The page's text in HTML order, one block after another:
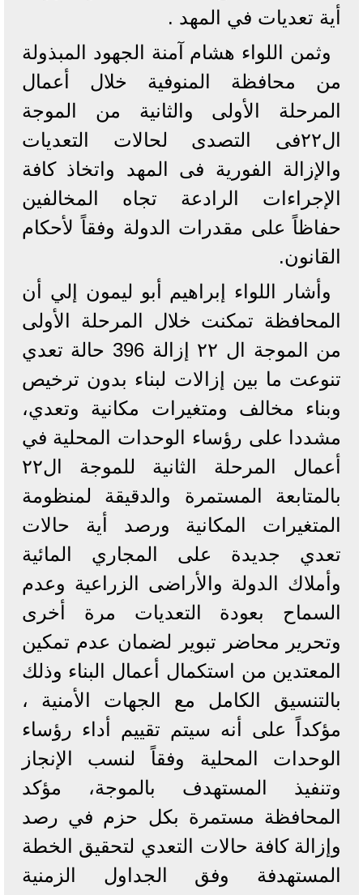
أية تعديات في المهد .
وثمن اللواء هشام آمنة الجهود المبذولة
من محافظة المنوفية خلال أعمال
المرحلة الأولى والثانية من الموجة
ال٢٢فى التصدى لحالات التعديات
والإزالة الفورية فى المهد واتخاذ كافة
الإجراءات الرادعة تجاه المخالفين
حفاظاً على مقدرات الدولة وفقاً لأحكام
القانون.
وأشار اللواء إبراهيم أبو ليمون إلي أن
المحافظة تمكنت خلال المرحلة الأولى
من الموجة ال ٢٢ إزالة 396 حالة تعدي
تنوعت ما بين إزالات لبناء بدون ترخيص
وبناء مخالف ومتغيرات مكانية وتعدي،
مشددا على رؤساء الوحدات المحلية في
أعمال المرحلة الثانية للموجة ال٢٢
بالمتابعة المستمرة والدقيقة لمنظومة
المتغيرات المكانية ورصد أية حالات
تعدي جديدة على المجاري المائية
وأملاك الدولة والأراضى الزراعية وعدم
السماح بعودة التعديات مرة أخرى
وتحرير محاضر تبوير لضمان عدم تمكين
المعتدين من استكمال أعمال البناء وذلك
بالتنسيق الكامل مع الجهات الأمنية ،
مؤكداً على أنه سيتم تقييم أداء رؤساء
الوحدات المحلية وفقاً لنسب الإنجاز
وتنفيذ المستهدف بالموجة، مؤكد
المحافظة مستمرة بكل حزم في رصد
وإزالة كافة حالات التعدي لتحقيق الخطة
المستهدفة وفق الجداول الزمنية